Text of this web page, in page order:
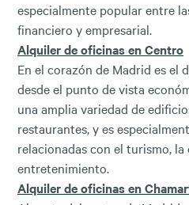
especialmente popular entre
financiero y empresarial.
Alquiler de oficinas en Centro
En el corazón de Madrid es el
desde el punto de vista
una amplia variedad de
restaurantes, y es
relacionadas con el turismo,
entretenimiento.
Alquiler de oficinas en